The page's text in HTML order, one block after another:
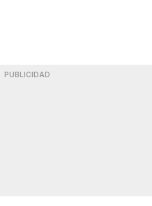
PUBLICIDAD